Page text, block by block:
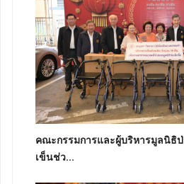
คณะกรรมการและผู้บริหารมูลนิธิป่
เข็นช่ว...